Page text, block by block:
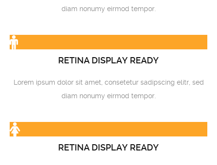
diam nonumy eirmod tempor.
RETINA DISPLAY READY
Lorem ipsum dolor sit amet, consetetur sadipscing elitr, sed
diam nonumy eirmod tempor.
RETINA DISPLAY READY